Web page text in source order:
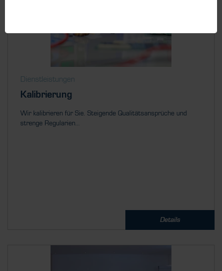
Dienstleistungen
Kalibrierung
Wir kalibrieren für Sie. Steigende Qualitätsansprüche und
strenge Regularien...
Details